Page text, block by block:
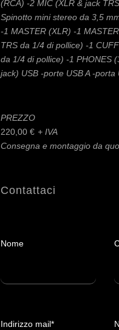
(RCA) -2 MIC (XLR & jack
Spinotto mini stereo da 3,5
-1 MASTER (XLR) -1
TRS da 1/4 di pollice) -1
da 1/4 di pollice) -1 PHONES
jack) USB -porte USB A -porta
PREZZO
220,00€
Consegna e montaggio da
Contattaci
Nome
Indirizzo mail*